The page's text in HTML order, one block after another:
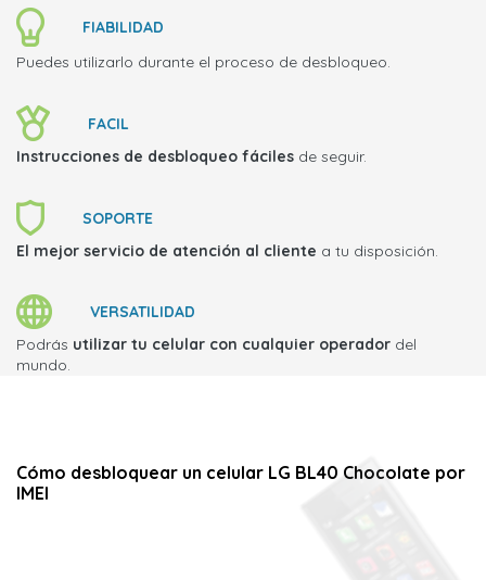
FIABILIDAD
Puedes utilizarlo durante el proceso de desbloqueo.
FACIL
Instrucciones de desbloqueo fáciles de seguir.
SOPORTE
El mejor servicio de atención al cliente a tu disposición.
VERSATILIDAD
Podrás utilizar tu celular con cualquier operador del
mundo.
Cómo desbloquear un celular LG BL40 Chocolate por
IMEI